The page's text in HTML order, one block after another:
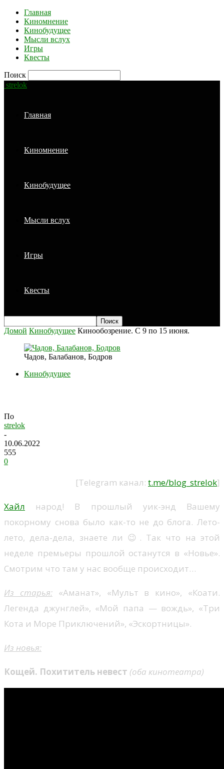
Главная
Киномнение
Кинобудущее
Мысли вслух
Игры
Квесты
Поиск
strelok
Главная
Киномнение
Кинобудущее
Мысли вслух
Игры
Квесты
Домой Кинобудущее Кинообозрение. С 9 по 15 июня.
Чадов, Балабанов, Бодров
Кинобудущее
По
strelok
-
10.06.2022
555
0
[Telegram канал: t.me/blog_strelok]
Хайл народ! В прошлый уик-энд Вашему
покорному снова было как-то не до блога. Лето-
лето, дела-дела, знаете ли 😉. Так что на этой
неделе премьеры прошлой останутся в «Новье».
Смотрим что там у нас вообще происходит…
Из старья:«Аманат», «Мульт в кино», «Коати.
Легенда джунглей», «Мой папа — вождь», «Три
Кота и Море Приключений», «Эскортницы».
Из новья:
Кощей. Похититель невест (оба кинотеатра)